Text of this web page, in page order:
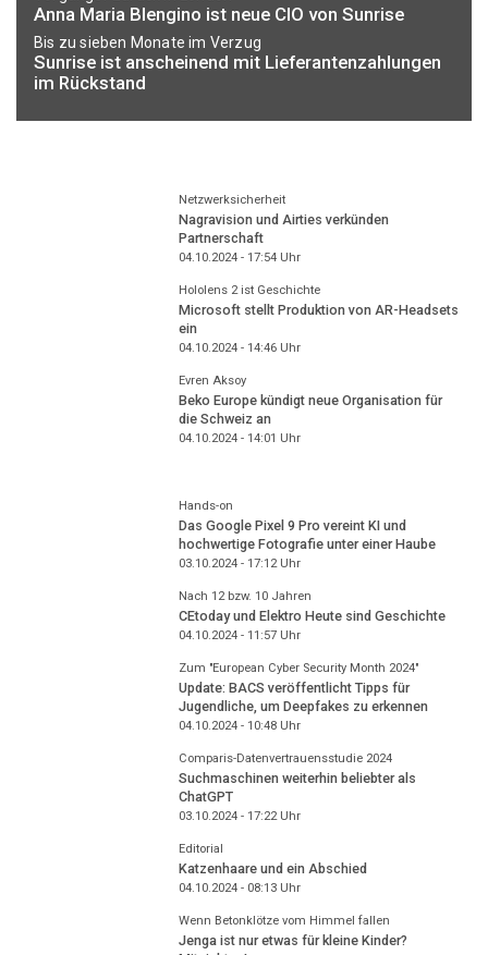
Anna Maria Blengino ist neue CIO von Sunrise
Bis zu sieben Monate im Verzug
Sunrise ist anscheinend mit Lieferantenzahlungen
im Rückstand
Netzwerksicherheit
Nagravision und Airties verkünden
Partnerschaft
04.10.2024 - 17:54Uhr
Hololens 2 ist Geschichte
Microsoft stellt Produktion von AR-Headsets
ein
04.10.2024 - 14:46Uhr
Evren Aksoy
Beko Europe kündigt neue Organisation für
die Schweiz an
04.10.2024 - 14:01 Uhr
Hands-on
Das Google Pixel 9 Pro vereint KI und
hochwertige Fotografie unter einer Haube
03.10.2024 - 17:12Uhr
Nach 12 bzw. 10 Jahren
CEtoday und Elektro Heute sind Geschichte
04.10.2024 - 11:57Uhr
Zum "European Cyber Security Month 2024"
Update: BACS veröffentlicht Tipps für
Jugendliche, um Deepfakes zu erkennen
04.10.2024 - 10:48Uhr
Comparis-Datenvertrauensstudie 2024
Suchmaschinen weiterhin beliebter als
ChatGPT
03.10.2024 - 17:22Uhr
Editorial
Katzenhaare und ein Abschied
04.10.2024 - 08:13Uhr
Wenn Betonklötze vom Himmel fallen
Jenga ist nur etwas für kleine Kinder?